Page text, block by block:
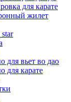
для карате
жилет
star
для вьет во дао
для карате